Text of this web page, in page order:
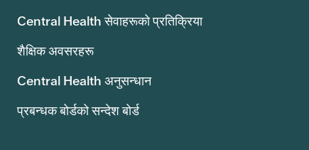
Central Health सेवाहरूको प्रतिक्रिया
शैक्षिक अवसरहरू
Central Health अनुसन्धान
प्रबन्धक बोर्डको सन्देश बोर्ड